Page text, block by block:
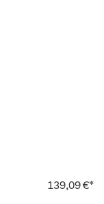
139,09 €*